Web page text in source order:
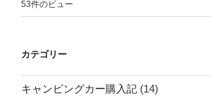
53件のビュー
カテゴリー
キャンピングカー購入記 (14)